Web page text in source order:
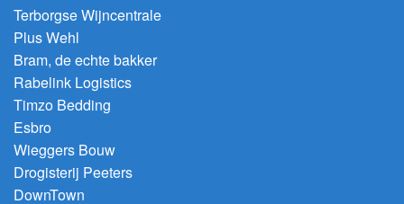
Terborgse Wijncentrale
Plus Wehl
Bram, de echte bakker
Rabelink Logistics
Timzo Bedding
Esbro
Wieggers Bouw
Drogisterij Peeters
DownTown